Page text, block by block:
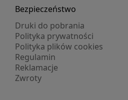
Bezpieczeństwo
Druki do pobrania
Polityka prywatności
Polityka plików cookies
Regulamin
Reklamacje
Zwroty